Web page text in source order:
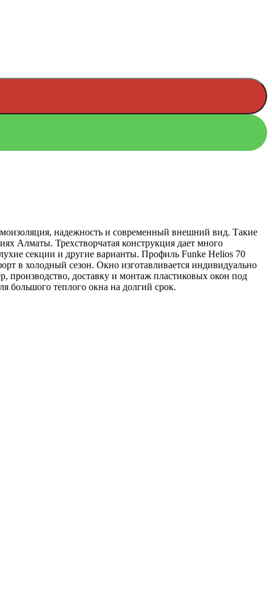
надежность и современный внешний вид. Такие
Алматы. Трехстворчатая конструкция дает много
секции и другие варианты. Профиль Funke Helios 70
в холодный сезон. Окно изготавливается индивидуально
производство, доставку и монтаж пластиковых окон под
большого теплого окна на долгий срок.